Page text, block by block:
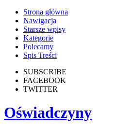
Strona główna
Nawigacja
Starsze wpisy
Kategorie
Polecamy
Spis Treści
SUBSCRIBE
FACEBOOK
TWITTER
Oświadczyny